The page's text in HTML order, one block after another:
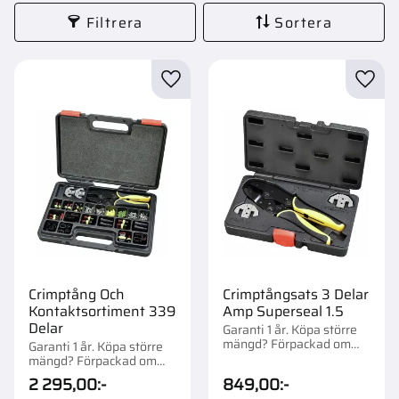
Filtrera Sortera
Crimptång Och
Kontaktsortiment 339
Delar
Garanti 1 år. Köpa större
mängd? Förpackad om
1/10 st.
2 295,00:-
Lägg till i favoriter
Crimptångsats 3 Delar
Amp Superseal 1.5
Garanti 1 år. Köpa större
mängd? Förpackad om
849,00:-